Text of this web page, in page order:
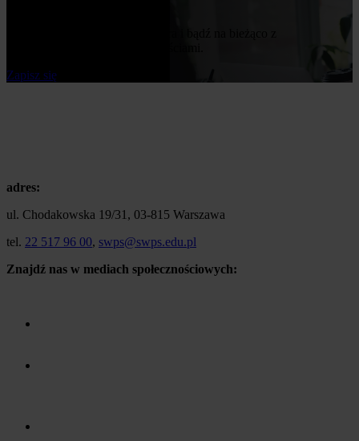
Zapisz się
adres:
ul. Chodakowska 19/31, 03-815 Warszawa
tel. 22 517 96 00, swps@swps.edu.pl
Znajdź nas w mediach społecznościowych: